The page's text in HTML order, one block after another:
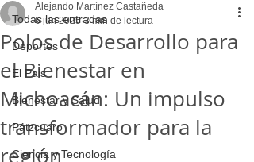
Todas las entradas
Deportes
El Pais
Bienestar y Salud
Pátzcuaro
Ciencia y Tecnología
Polos de Desarrollo para
el Bienestar en
Michoacán: Un impulso
transformador para la
región
Alejando Martínez Castañeda
6 jun 2025 3 min de lectura